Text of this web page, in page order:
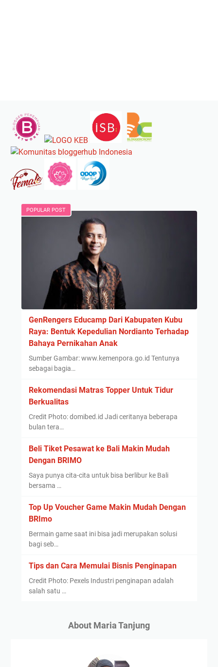
POPULAR POST
GenRengers Educamp Dari Kabupaten Kubu
Raya: Bentuk Kepedulian Nordianto Terhadap
Bahaya Pernikahan Anak
Sumber Gambar: www.kemenpora.go.id Tentunya
sebagai bagia…
Rekomendasi Matras Topper Untuk Tidur
Berkualitas
Credit Photo: domibed.id Jadi ceritanya beberapa
bulan tera…
Beli Tiket Pesawat ke Bali Makin Mudah
Dengan BRIMO
Saya punya cita-cita untuk bisa berlibur ke Bali
bersama …
Top Up Voucher Game Makin Mudah Dengan
BRImo
Bermain game saat ini bisa jadi merupakan solusi
bagi seb…
Tips dan Cara Memulai Bisnis Penginapan
Credit Photo: Pexels Industri penginapan adalah
salah satu …
About Maria Tanjung